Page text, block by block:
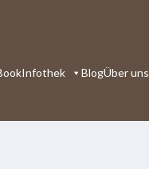
Infothek BlogÜber uns